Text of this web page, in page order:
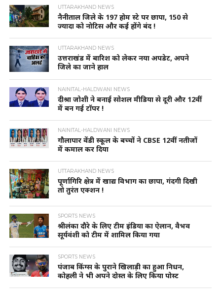
UTTARAKHAND NEWS
नैनीताल जिले के 197 होम स्टे पर छापा, 150 से
ज्यादा को नोटिस और कई होंगे बंद !
UTTARAKHAND NEWS
उत्तराखंड में बारिश को लेकर नया अपडेट, अपने
जिले का जाने हाल
NAINITAL-HALDWANI NEWS
दीश्रा जोशी ने बनाई सोशल मीडिया से दूरी और 12वीं
में बन गई टॉपर !
NAINITAL-HALDWANI NEWS
गौलापार वेंडी स्कूल के बच्चों ने CBSE 12वीं नतीजों
में कमाल कर दिया
UTTARAKHAND NEWS
पूर्णागिरि क्षेत्र में खाद्य विभाग का छापा, गंदगी दिखी
तो तुरंत एक्शन !
SPORTS NEWS
श्रीलंका दौरे के लिए टीम इंडिया का ऐलान, वैभव
सूर्यवंशी को टीम में शामिल किया गया
SPORTS NEWS
पंजाब किंग्स के पुराने खिलाड़ी का हुआ निधन,
कोहली ने भी अपने दोस्त के लिए किया पोस्ट